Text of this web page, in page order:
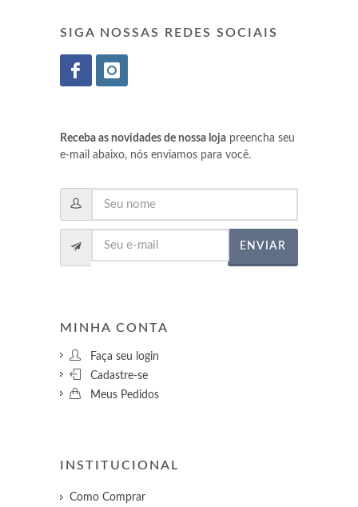
SIGA NOSSAS REDES SOCIAIS
Receba as novidades de nossa lojapreencha seu
e-mail abaixo, nós enviamos para você.
ENVIAR
MINHA CONTA
Faça seu login
Cadastre-se
Meus Pedidos
INSTITUCIONAL
Como Comprar